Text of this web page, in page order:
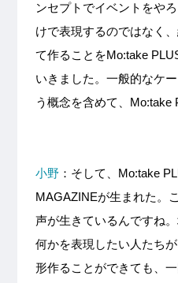
ンセプトでイベントをや
けで表現するのではなく
て作ることをMo:take
いきました。一般的なケ
う概念を含めて、Mo:take
小野：そして、Mo:take
MAGAZINEが生まれた。
声が生きているんですね
何かを表現したい人たち
形作ることができても、